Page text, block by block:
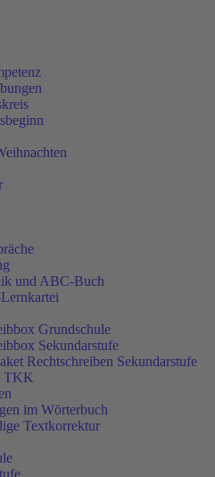
und ABC-Buch
Grundschule
Sekundarstufe
Rechtschreiben Sekundarstufe
TKK
im Wörterbuch
Textkorrektur